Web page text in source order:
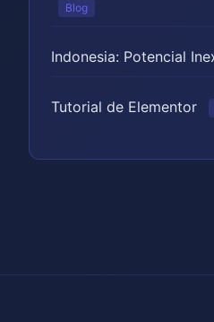
Blog
Indonesia: Potencial
Tutorial de Elementor